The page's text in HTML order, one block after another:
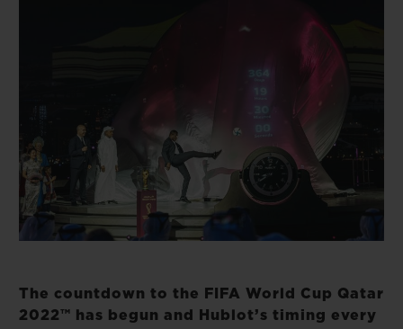
The countdown to the FIFA World Cup Qatar
2022™ has begun and Hublot’s timing every
온라인 익스클
익스클루시브 서비스
5+5 워런티
예상 배송일